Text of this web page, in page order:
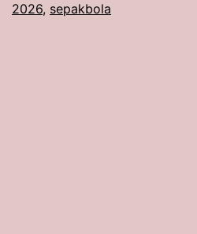
2026, sepakbola